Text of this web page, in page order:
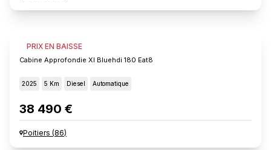
PRIX EN BAISSE
FIAT SCUDO
Cabine Approfondie Xl Bluehdi 180 Eat8
2025 5 Km Diesel Automatique
38 490 €
Poitiers (86)